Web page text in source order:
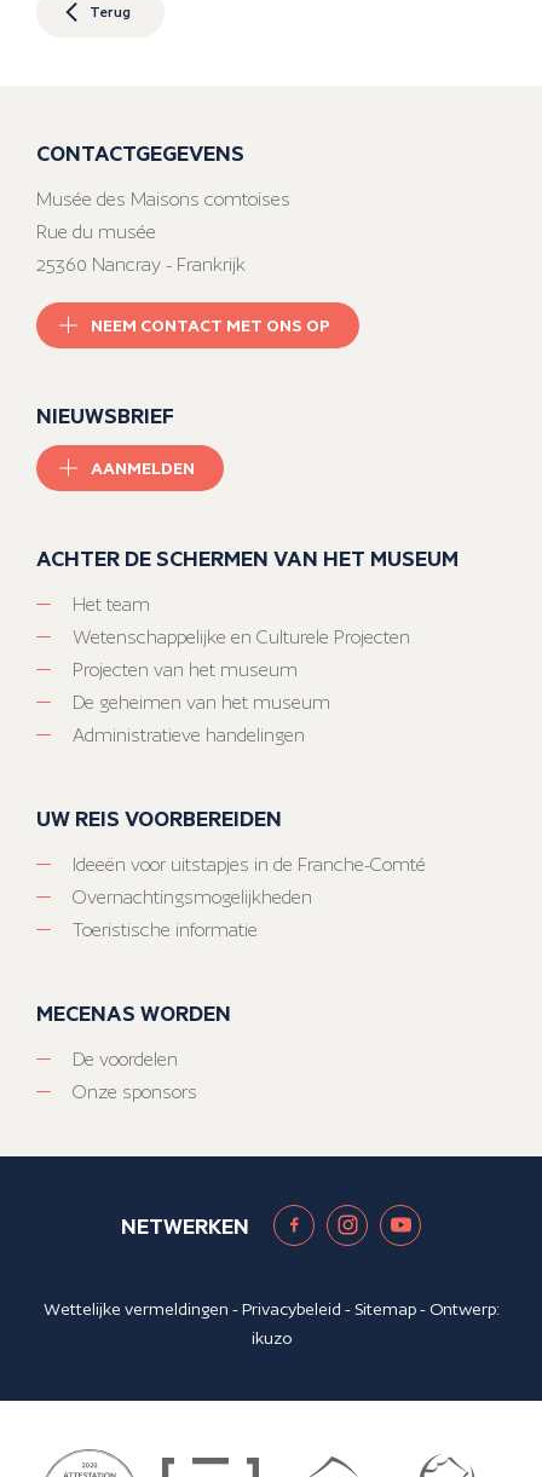
Terug
CONTACTGEGEVENS
Musée des Maisons comtoises
Rue du musée
25360 Nancray - Frankrijk
NEEM CONTACT MET ONS OP
NIEUWSBRIEF
AANMELDEN
ACHTER DE SCHERMEN VAN HET MUSEUM
Het team
Wetenschappelijke en Culturele Projecten
Projecten van het museum
De geheimen van het museum
Administratieve handelingen
UW REIS VOORBEREIDEN
Ideeën voor uitstapjes in de Franche-Comté
Overnachtingsmogelijkheden
Toeristische informatie
MECENAS WORDEN
De voordelen
Onze sponsors
NETWERKEN
Wettelijke vermeldingen -Privacybeleid - Sitemap- Ontwerp:
ikuzo